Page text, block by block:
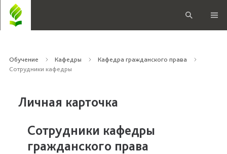
Обучение Кафедры
Кафедра гражданского права
Сотрудники кафедры
Личная карточка
Сотрудники кафедры
гражданского права